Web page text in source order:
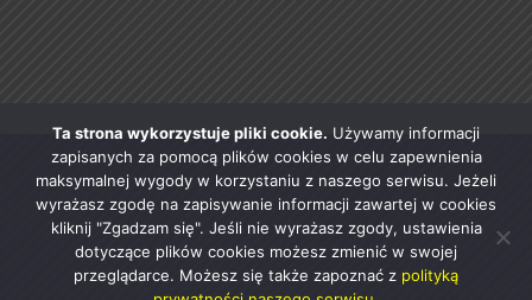
Ta strona wykorzystuje pliki cookie. Używamy informacji
zapisanych za pomocą plików cookies w celu zapewnienia
maksymalnej wygody w korzystaniu z naszego serwisu. Jeżeli
wyrażasz zgodę na zapisywanie informacji zawartej w cookies
kliknij "Zgadzam się". Jeśli nie wyrażasz zgody, ustawienia
dotyczące plików cookies możesz zmienić w swojej
przeglądarce. Możesz się także zapoznać z polityką